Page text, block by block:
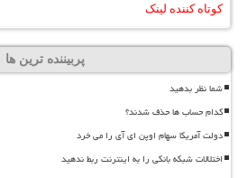
کوتاه کننده لینک
پربیننده ترین ها
شما نظر بدهید
کدام حساب ها حذف شدند؟
دولت آمریکا سهام اوپن ای آی را می خرد
اختلالات شبکه بانکی را به اینترنت ربط ندهید